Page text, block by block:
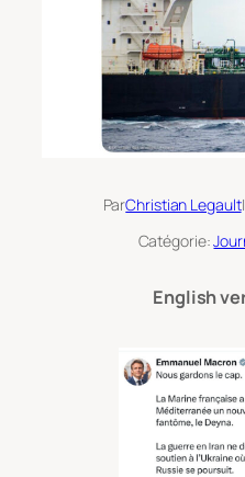
ParChristian Legault
Catégorie:
English